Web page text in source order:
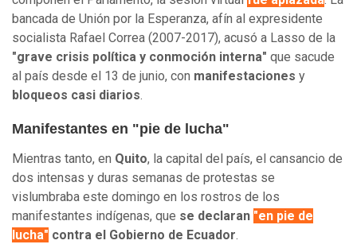
bancada de Unión por la Esperanza, afín al expresidente
socialista Rafael Correa (2007-2017), acusó a Lasso de la
"grave crisis política y conmoción interna" que sacude
al país desde el 13 de junio, con manifestaciones y
bloqueos casi diarios.
Manifestantes en "pie de lucha"
Mientras tanto, en Quito, la capital del país, el cansancio de
dos intensas y duras semanas de protestas se
vislumbraba este domingo en los rostros de los
manifestantes indígenas, que se declaran "en pie de
lucha" contra el Gobierno de Ecuador.